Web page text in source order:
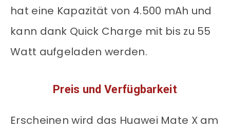
hat eine Kapazität von 4.500 mAh und
kann dank Quick Charge mit bis zu 55
Watt aufgeladen werden.
Preis und Verfügbarkeit
Erscheinen wird das Huawei Mate X am